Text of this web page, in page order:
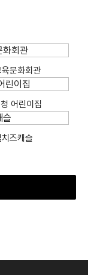
육문화회관
어린이집
치즈캐슬